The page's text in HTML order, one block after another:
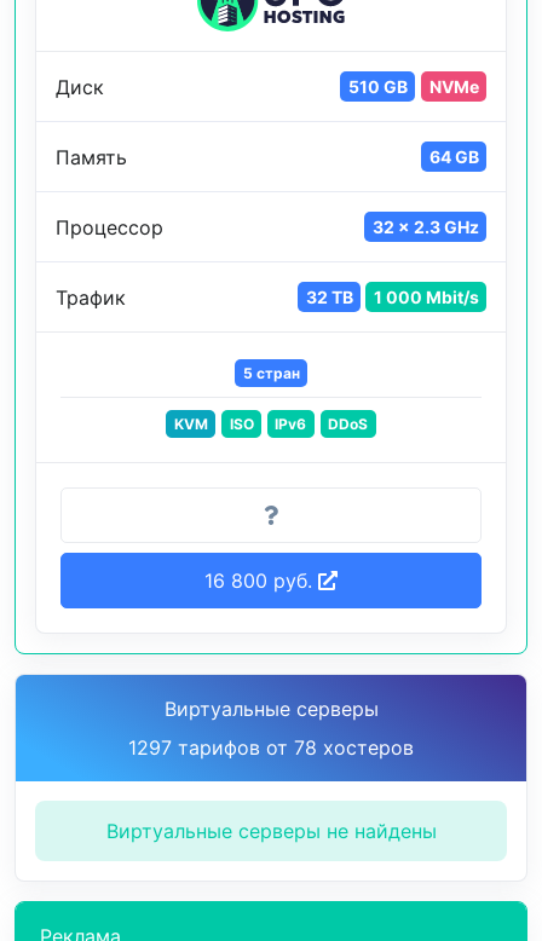
Диск 510 GB NVMe
Память 64 GB
Процессор 32 x 2.3 GHz
Трафик 32 TB 1 000 Mbit/s
5 стран
KVM ISO IPv6 DDoS
16 800 руб.
Виртуальные серверы
1297 тарифов от 78 хостеров
Виртуальные серверы не найдены
Реклама